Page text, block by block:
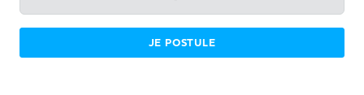
JE POSTULE